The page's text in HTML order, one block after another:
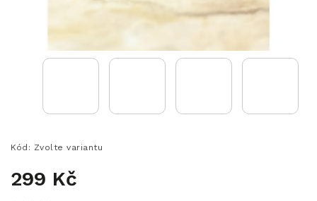
Kód: Zvolte variantu
299 Kč